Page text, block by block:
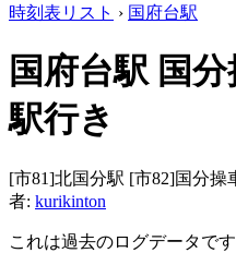
時刻表リスト › 国府台駅
国府台駅 国
駅行き
[市81]北国分駅 [市82]国分操
者: kurikinton
これは過去のログデータで